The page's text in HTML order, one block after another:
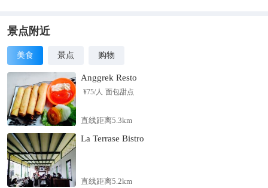
景点附近
美食 景点 购物
Anggrek Resto
¥75/人 面包甜点
直线距离5.3km
La Terrase Bistro
直线距离5.2km